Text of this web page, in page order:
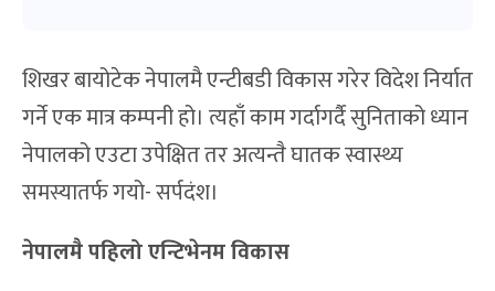
शिखर बायोटेक नेपालमै एन्टीबडी विकास गरेर विदेश निर्यात
गर्ने एक मात्र कम्पनी हो। त्यहाँ काम गर्दागर्दै सुनिताको ध्यान
नेपालको एउटा उपेक्षित तर अत्यन्तै घातक स्वास्थ्य
समस्यातर्फ गयो- सर्पदंश।
नेपालमै पहिलो एन्टिभेनम विकास